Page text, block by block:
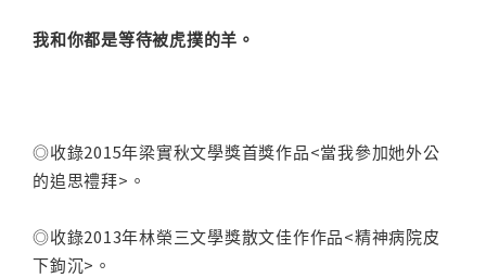
我和你都是等待被虎撲的羊。
◎收錄2015年梁實秋文學獎首獎作品<當我參加她外公
的追思禮拜>。
◎收錄2013年林榮三文學獎散文佳作作品<精神病院皮
下鉤沉>。